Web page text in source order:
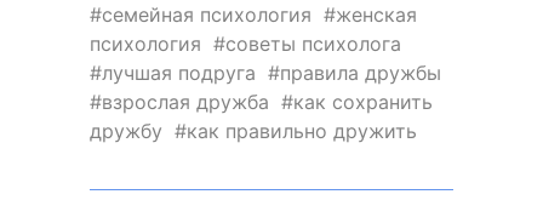
семейная психология
женская
психология
советы психолога
лучшая подруга
правила дружбы
взрослая дружба
как сохранить
дружбу
как правильно дружить